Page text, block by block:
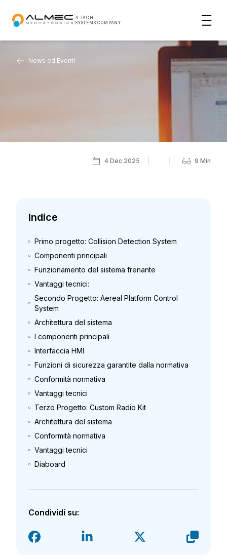
A TACH
SYSTEMS COMPANY
News ed Eventi
4 Dec 2025 9 Min
Indice
Primo progetto: Collision Detection System
Componenti principali
Funzionamento del sistema frenante
Vantaggi tecnici:
Secondo Progetto: Aereal Platform Control
System
Architettura del sistema
I componenti principali
Interfaccia HMI
Funzioni di sicurezza garantite dalla normativa
Conformità normativa
Vantaggi tecnici
Terzo Progetto: Custom Radio Kit
Architettura del sistema
Conformità normativa
Vantaggi tecnici
Diaboard
Condividi su: